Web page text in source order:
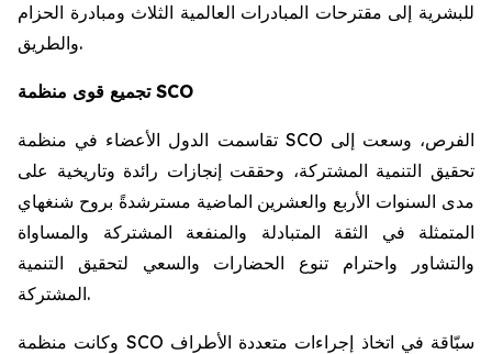
للبشرية إلى مقترحات المبادرات العالمية الثلاث ومبادرة الحزام
والطريق.
تجميع قوى منظمة SCO
تقاسمت الدول الأعضاء في منظمة SCO الفرص، وسعت إلى
تحقيق التنمية المشتركة، وحققت إنجازات رائدة وتاريخية على
مدى السنوات الأربع والعشرين الماضية مسترشدةً بروح شنغهاي
المتمثلة في الثقة المتبادلة والمنفعة المشتركة والمساواة
والتشاور واحترام تنوع الحضارات والسعي لتحقيق التنمية
المشتركة.
وكانت منظمة SCO سبّاقة في اتخاذ إجراءات متعددة الأطراف